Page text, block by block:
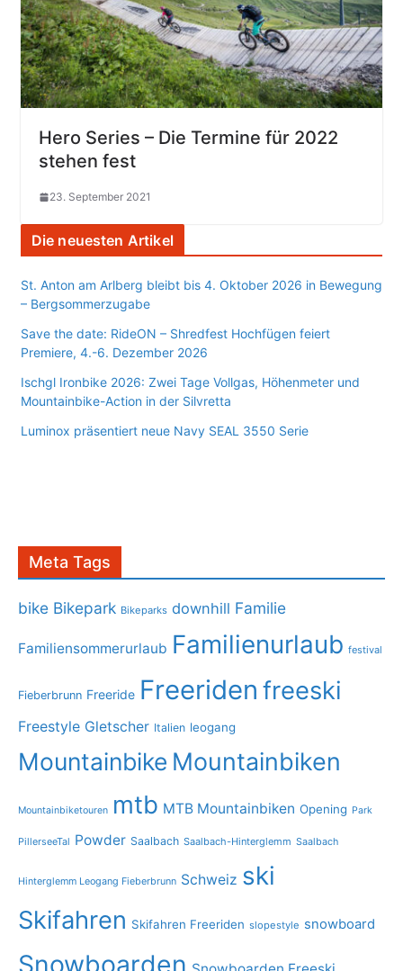
Hero Series – Die Termine für 2022
stehen fest
23. September 2021
Die neuesten Artikel
St. Anton am Arlberg bleibt bis 4. Oktober 2026 in Bewegung
– Bergsommerzugabe
Save the date: RideON – Shredfest Hochfügen feiert
Premiere, 4.-6. Dezember 2026
Ischgl Ironbike 2026: Zwei Tage Vollgas, Höhenmeter und
Mountainbike-Action in der Silvretta
Luminox präsentiert neue Navy SEAL 3550 Serie
Meta Tags
bike Bikepark Bikeparks downhill Familie
Familiensommerurlaub Familienurlaub festival
Fieberbrunn Freeride Freeriden freeski
Freestyle Gletscher Italien leogang
Mountainbike Mountainbiken
Mountainbiketouren mtb MTB Mountainbiken Opening Park
PillerseeTal Powder Saalbach Saalbach-Hinterglemm Saalbach
Hinterglemm Leogang Fieberbrunn Schweiz ski
Skifahren Skifahren Freeriden slopestyle snowboard
Snowboarden